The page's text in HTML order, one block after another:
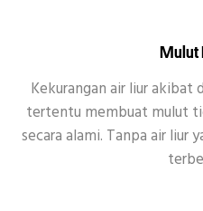
Mulut
Kekurangan air liur
tertentu membuat mulut
secara alami. Tanpa air liur